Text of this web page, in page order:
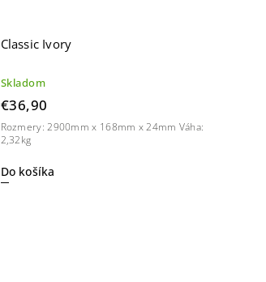
Classic Ivory
Skladom
€36,90
Do košíka
Rozmery: 2900mm x 168mm x 24mm Váha:
2,32kg